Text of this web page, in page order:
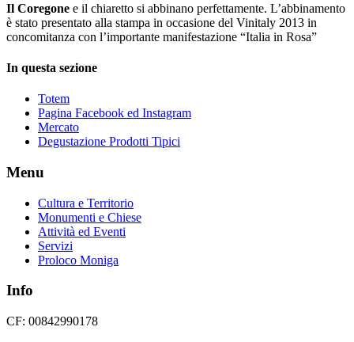
Il Coregone e il chiaretto si abbinano perfettamente. L’abbinamento
è stato presentato alla stampa in occasione del Vinitaly 2013 in
concomitanza con l’importante manifestazione “Italia in Rosa”
In questa sezione
Totem
Pagina Facebook ed Instagram
Mercato
Degustazione Prodotti Tipici
Menu
Cultura e Territorio
Monumenti e Chiese
Attività ed Eventi
Servizi
Proloco Moniga
Info
CF: 00842990178